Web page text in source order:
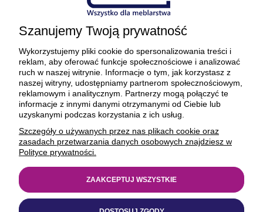
Ciekawostki
O firmie
BEZPIECZNE PŁATNOŚCI ORAZ DOSTAWA
Szanujemy Twoją prywatność
Wykorzystujemy pliki cookie do spersonalizowania treści i
reklam, aby oferować funkcje społecznościowe i analizować
ruch w naszej witrynie. Informacje o tym, jak korzystasz z
naszej witryny, udostępniamy partnerom społecznościowym,
reklamowym i analitycznym. Partnerzy mogą połączyć te
informacje z innymi danymi otrzymanymi od Ciebie lub
uzyskanymi podczas korzystania z ich usług.
Szczegóły o używanych przez nas plikach cookie oraz
zasadach przetwarzania danych osobowych znajdziesz w
Polityce prywatności.
ZAAKCEPTUJ WSZYSTKIE